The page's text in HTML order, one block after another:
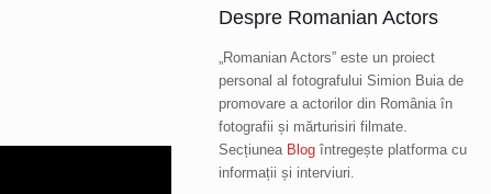
Despre Romanian Actors
„Romanian Actors” este un proiect
personal al fotografului Simion Buia de
promovare a actorilor din România în
fotografii și mărturisiri filmate.
Secțiunea Blog întregește platforma cu
informații și interviuri.